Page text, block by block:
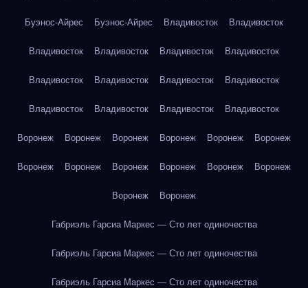
Буэнос-Айрес Буэнос-Айрес Владивосток Владивосток
Владивосток Владивосток Владивосток Владивосток
Владивосток Владивосток Владивосток Владивосток
Владивосток Владивосток Владивосток Владивосток
Воронеж Воронеж Воронеж Воронеж Воронеж Воронеж
Воронеж Воронеж Воронеж Воронеж Воронеж Воронеж
Воронеж Воронеж
Габриэль Гарсиа Маркес — Сто лет одиночества
Габриэль Гарсиа Маркес — Сто лет одиночества
Габриэль Гарсиа Маркес — Сто лет одиночества